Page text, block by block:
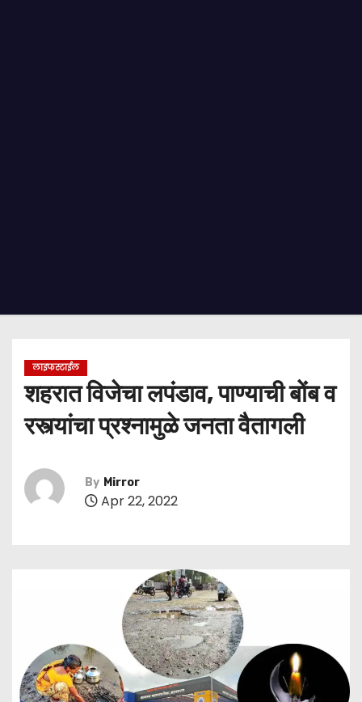
लाइफस्टाईल
शहरात विजेचा लपंडाव, पाण्याची बोंब व
रस्त्यांचा प्रश्‍नामुळे जनता वैतागली
By Mirror
Apr 22, 2022